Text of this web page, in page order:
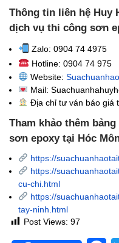
Thông tin liên hệ Huy
dịch vụ thi công sơn
Zalo: 0904 74 4975
Hotline: 0904 74 975
Website:
Mail:
Địa chỉ tư ván báo giá
Tham khảo thêm
sơn epoxy tại Hóc
https://
https://
cu-chi.html
https://
tay-ninh.html
Post Views: 97